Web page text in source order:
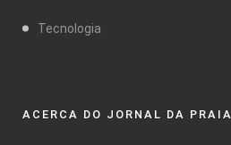
Tecnologia
ACERCA DO JORNAL DA PRAIA